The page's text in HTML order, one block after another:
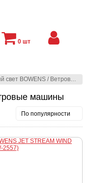
свет BOWENS / Ветровые машины
машины
По популярности
0 шт